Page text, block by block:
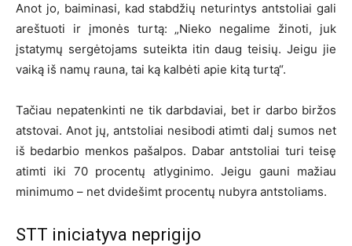
Anot jo, baiminasi, kad stabdžių neturintys antstoliai gali
areštuoti ir įmonės turtą: „Nieko negalime žinoti, juk
įstatymų sergėtojams suteikta itin daug teisių. Jeigu jie
vaiką iš namų rauna, tai ką kalbėti apie kitą turtą“.
Tačiau nepatenkinti ne tik darbdaviai, bet ir darbo biržos
atstovai. Anot jų, antstoliai nesibodi atimti dalį sumos net
iš bedarbio menkos pašalpos. Dabar antstoliai turi teisę
atimti iki 70 procentų atlyginimo. Jeigu gauni mažiau
minimumo – net dvidešimt procentų nubyra antstoliams.
STT iniciatyva neprigijo